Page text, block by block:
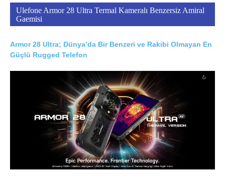
Ulefone Armor 28 Ultra Termal Kameralı Benzersiz Amiral
Gaemisi
Armor 28 Ultra; Dünya’da Bir Benzeri ve Rakibi Olmayan En
Güçlü Rugged Telefon